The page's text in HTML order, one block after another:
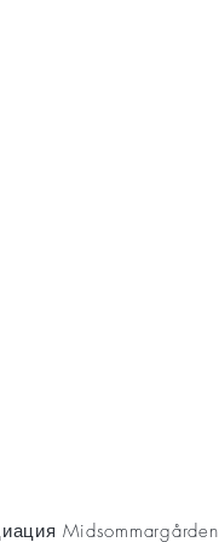
Midsommargården